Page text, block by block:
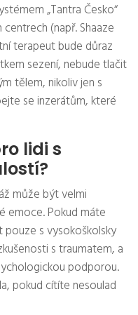
„Tantra Česko“
(např. Shaaze
terapeut bude důraz
sezení, nebude tlačit
tělem, nikoliv jen s
se inzerátům, které
lidi s
může být velmi
emoce. Pokud máte
s vysokoškolsky
s traumatem, a
podporou.
pokud cítíte nesoulad